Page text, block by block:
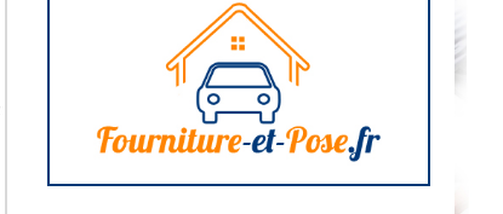
Brive-la-Gaillarde
Guéret